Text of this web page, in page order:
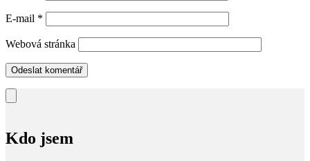
E-mail *
Webová stránka
Kdo jsem